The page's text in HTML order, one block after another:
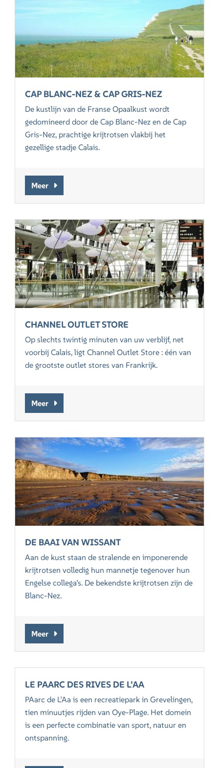
CAP BLANC-NEZ & CAP GRIS-NEZ
De kustlijn van de Franse Opaalkust wordt
gedomineerd door de Cap Blanc-Nez en de Cap
Gris-Nez, prachtige krijtrotsen vlakbij het
gezellige stadje Calais.
Meer
CHANNEL OUTLET STORE
Op slechts twintig minuten van uw verblijf, net
voorbij Calais, ligt Channel Outlet Store : één van
de grootste outlet stores van Frankrijk.
Meer
DE BAAI VAN WISSANT
Aan de kust staan de stralende en imponerende
krijtrotsen volledig hun mannetje tegenover hun
Engelse collega’s. De bekendste krijtrotsen zijn de
Blanc-Nez.
Meer
LE PAARC DES RIVES DE L’AA
PAarc de L’Aa is een recreatiepark in Grevelingen,
tien minuutjes rijden van Oye-Plage. Het domein
is een perfecte combinatie van sport, natuur en
ontspanning.